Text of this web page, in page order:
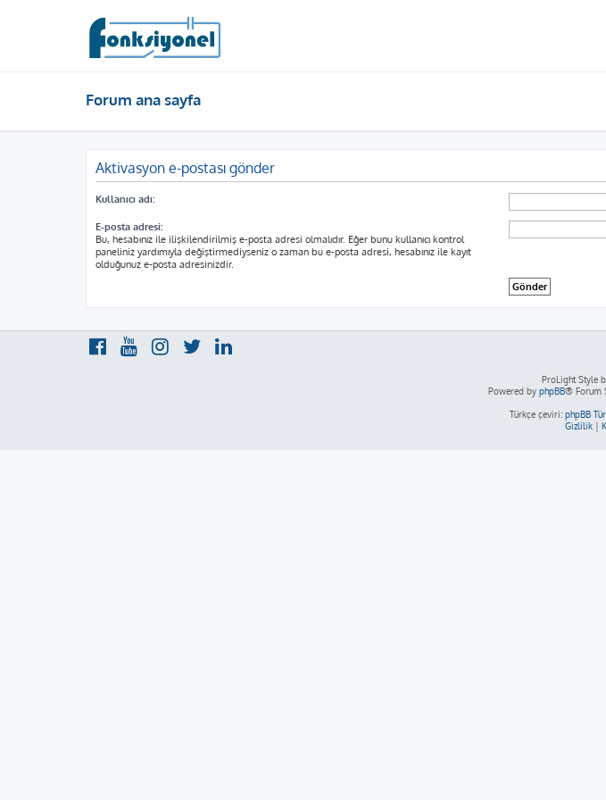
Forum ana sayfa
Aktivasyon e-postası gönder
Kullanıcı adı:
E-posta adresi:
Bu, hesabınız ile ilişkilendirilmiş e-posta adresi olmalıdır. Eğer bunu kullanıcı kontrol
paneliniz yardımıyla değiştirmediyseniz o zaman bu e-posta adresi, hesabınız ile kayıt
olduğunuz e-posta adresinizdir.
ProLight Style
Powered by phpBB® Forum
Türkçe çeviri: phpBB
Gizlilik |